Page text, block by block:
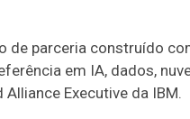
de parceria construído
em IA, dados,
Executive da IBM.